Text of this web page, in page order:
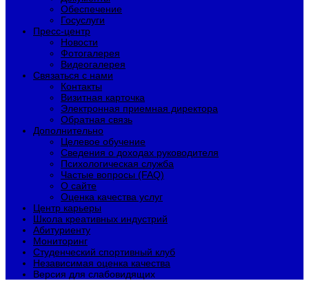
Обеспечение
Госуслуги
Пресс-центр
Новости
Фотогалерея
Видеогалерея
Связаться с нами
Контакты
Визитная карточка
Электронная приемная директора
Обратная связь
Дополнительно
Целевое обучение
Сведения о доходах руководителя
Психологическая служба
Частые вопросы (FAQ)
О сайте
Оценка качества услуг
Центр карьеры
Школа креативных индустрий
Абитуриенту
Мониторинг
Студенческий спортивный клуб
Независимая оценка качества
Версия для слабовидящих